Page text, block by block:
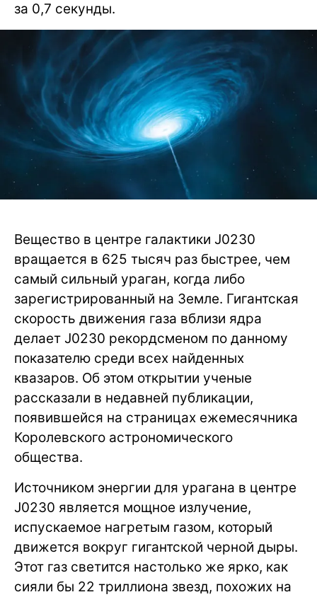
за 0,7 секунды.
Вещество в центре галактики J0230
вращается в 625 тысяч раз быстрее, чем
самый сильный ураган, когда либо
зарегистрированный на Земле. Гигантская
скорость движения газа вблизи ядра
делает J0230 рекордсменом по данному
показателю среди всех найденных
квазаров. Об этом открытии ученые
рассказали в недавней публикации,
появившейся на страницах ежемесячника
Королевского астрономического
общества.
Источником энергии для урагана в центре
J0230 является мощное излучение,
испускаемое нагретым газом, который
движется вокруг гигантской черной дыры.
Этот газ светится настолько же ярко, как
сияли бы 22 триллиона звезд, похожих на